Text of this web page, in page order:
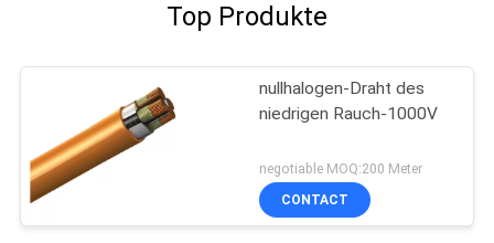
Top Produkte
nullhalogen-Draht des
niedrigen Rauch-1000V
negotiable MOQ:200 Meter
CONTACT